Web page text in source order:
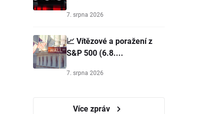
7. srpna 2026
📈 Vítězové a poražení z
S&P 500 (6.8....
7. srpna 2026
Více zpráv